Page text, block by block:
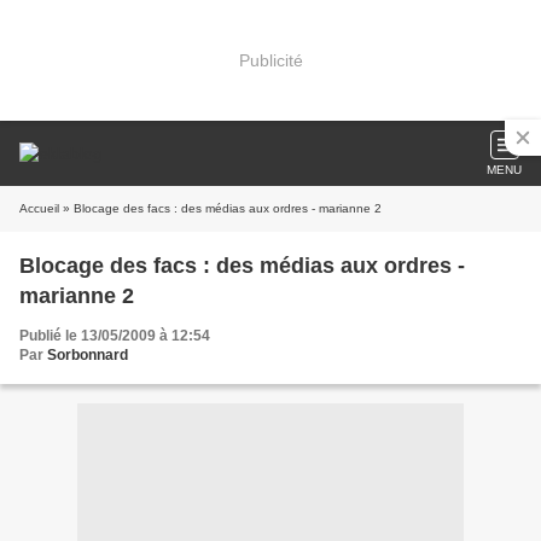
Publicité
MENU
Accueil » Blocage des facs : des médias aux ordres - marianne 2
Blocage des facs : des médias aux ordres -
marianne 2
Publié le 13/05/2009 à 12:54
Par Sorbonnard